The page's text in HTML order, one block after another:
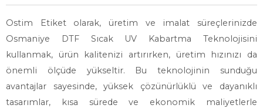
Ostim Etiket olarak, üretim ve imalat süreçlerinizde
Osmaniye DTF Sıcak UV Kabartma Teknolojisini
kullanmak, ürün kalitenizi artırırken, üretim hızınızı da
önemli ölçüde yükseltir. Bu teknolojinin sunduğu
avantajlar sayesinde, yüksek çözünürlüklü ve dayanıklı
tasarımlar, kısa sürede ve ekonomik maliyetlerle